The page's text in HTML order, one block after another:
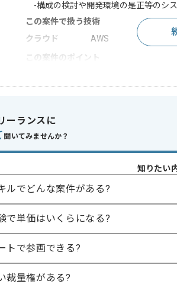
-構成の検討や開発環境の是正等のシ
この案件で扱う技術
クラウド
AWS
この案件のポイント
求めるスキル
・IT開発実務経験(5年以上)
・MVCフレームワークを用いたサーバ
・JavaScriptを用いた開発実務経験
・アプリライブラリバージョンアップ
・基盤チームでの実務経験
・不動産業界に関する知見
ーランスに
聞いてみませんか？
知りたい
ルでどんな案件がある?
で単価はいくらになる?
トで参画できる?
裁量権がある?